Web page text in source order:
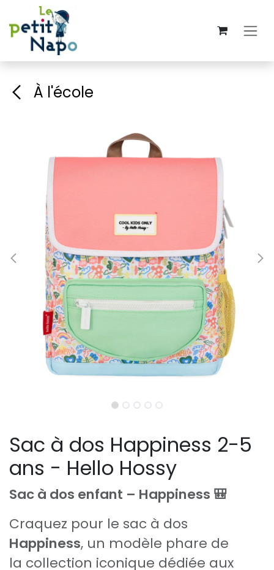
Se rendre au contenu
À l'école
Sac à dos Happiness 2-5
ans - Hello Hossy
Sac à dos enfant – Happiness 🎒
Craquez pour le sac à dos
Happiness, un modèle phare de
la collection iconique dédiée aux